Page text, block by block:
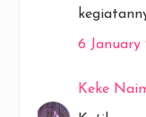
6 January
Keke